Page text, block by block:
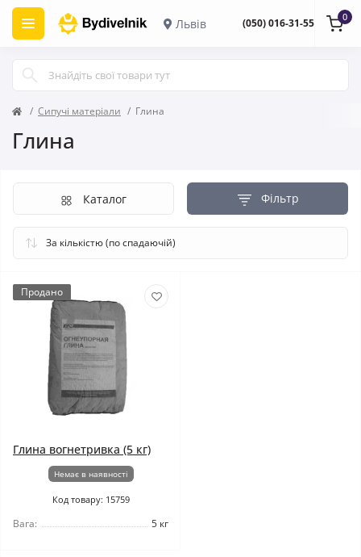
Львів (050) 016-31-55 0
Сипучі матеріали Глина
Глина
Фільтр
Каталог
Продано
Глина вогнетривка (5 кг)
Немає в наявності
Код товару: 15759
Вага: 5 кг